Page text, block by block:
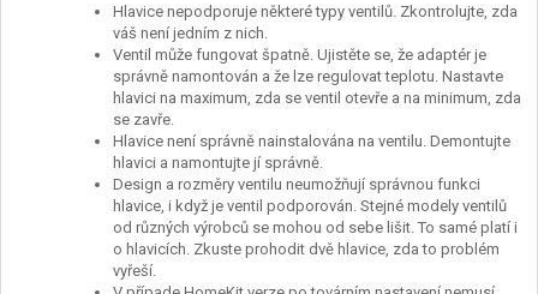
Hlavice nepodporuje některé typy ventilů. Zkontrolujte, zda
váš není jedním z nich.
Ventil může fungovat špatně. Ujistěte se, že adaptér je
správně namontován a že lze regulovat teplotu. Nastavte
hlavici na maximum, zda se ventil otevře a na minimum, zda
se zavře.
Hlavice není správně nainstalována na ventilu. Demontujte
hlavici a namontujte jí správně.
Design a rozměry ventilu neumožňují správnou funkci
hlavice, i když je ventil podporován. Stejné modely ventilů
od různých výrobců se mohou od sebe lišit. To samé platí i
o hlavicích. Zkuste prohodit dvě hlavice, zda to problém
vyřeší.